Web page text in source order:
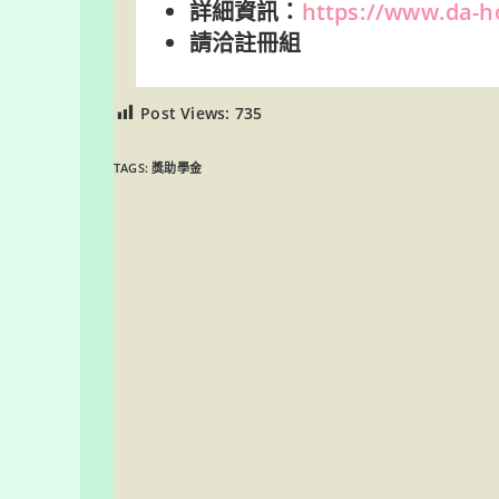
詳細資訊： https://www.da-
請洽註冊組
Post Views: 735
TAGS:獎助學金